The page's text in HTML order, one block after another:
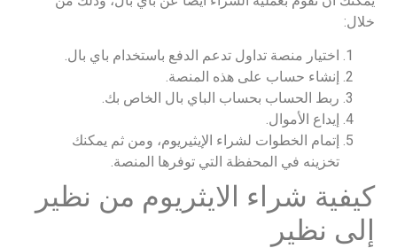
خلال:
اختيار منصة تداول تدعم الدفع باستخدام باي بال.
إنشاء حساب على هذه المنصة.
ربط الحساب بحساب الباي بال الخاص بك.
إيداع الأموال.
إتمام الخطوات لشراء الإيثيريوم، ومن ثم يمكنك
تخزينه في المحفظة التي توفرها المنصة.
كيفية شراء الايثريوم من نظير
إلى نظير